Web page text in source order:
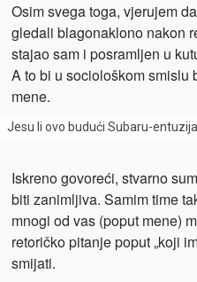
Osim svega toga, vjerujem
gledali blagonaklono nakon
stajao sam i posramljen u
A to bi u sociološkom smislu
mene.
Jesu li ovo budući Subaru-
Iskreno govoreći, stvarno
biti zanimljiva. Samim time
mnogi od vas (poput mene)
retoričko pitanje poput „koji
smijati.